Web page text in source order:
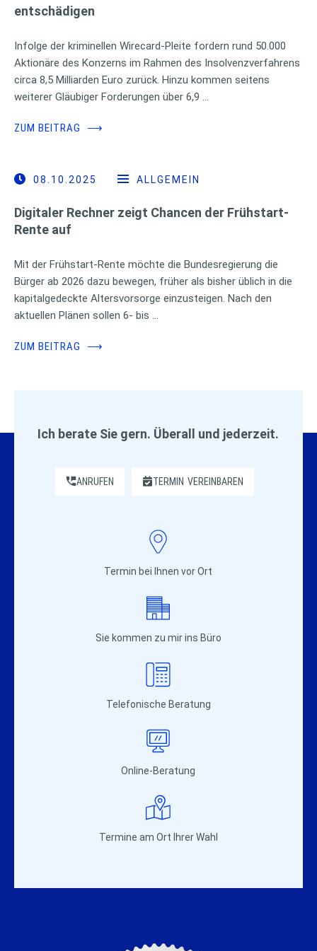
entschädigen
Infolge der kriminellen Wirecard-Pleite fordern rund 50.000
Aktionäre des Konzerns im Rahmen des Insolvenzverfahrens
circa 8,5 Milliarden Euro zurück. Hinzu kommen seitens
weiterer Gläubiger Forderungen über 6,9 …
ZUM BEITRAG ⟶
08.10.2025 ALLGEMEIN
Digitaler Rechner zeigt Chancen der Frühstart-
Rente auf
Mit der Frühstart-Rente möchte die Bundesregierung die
Bürger ab 2026 dazu bewegen, früher als bisher üblich in die
kapitalgedeckte Altersvorsorge einzusteigen. Nach den
aktuellen Plänen sollen 6- bis …
ZUM BEITRAG ⟶
Ich berate Sie gern. Überall und jederzeit.
ANRUFEN TERMIN VEREINBAREN
Termin bei Ihnen vor Ort
Sie kommen zu mir ins Büro
Telefonische Beratung
Online-Beratung
Termine am Ort Ihrer Wahl